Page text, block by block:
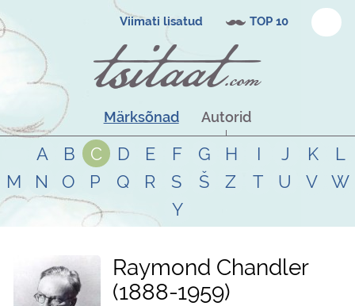
Viimati lisatud TOP 10
Märksõnad Autorid
A B C D E F G H I J K
L
M
N O P Q R S Š Z T U V
W
Y
Raymond Chandler
1888-1959